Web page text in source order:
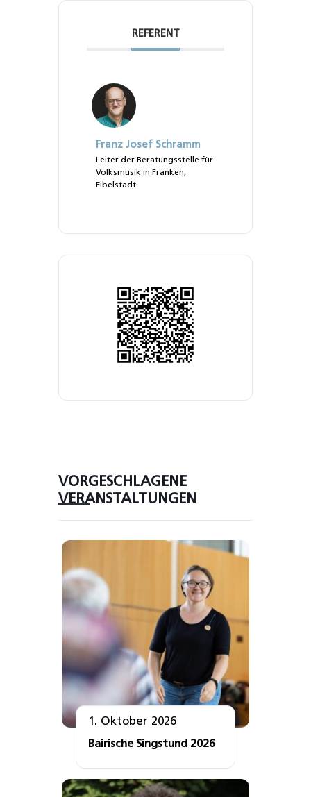
REFERENT
Franz Josef Schramm
Leiter der Beratungsstelle für
Volksmusik in Franken,
Eibelstadt
VORGESCHLAGENE
VERANSTALTUNGEN
1. Oktober 2026
Bairische Singstund 2026